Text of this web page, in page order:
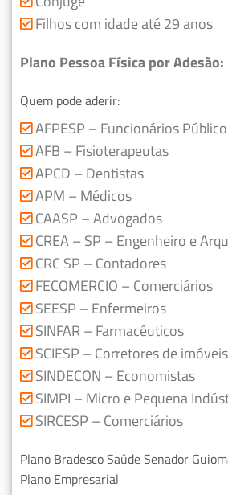
Filhos com idade até 29 anos
Plano Pessoa Física por Adesão:
Quem pode aderir:
AFPESP – Funcionários
AFB – Fisioterapeutas
APCD – Dentistas
APM – Médicos
CAASP – Advogados
CREA – SP – Engenheiro e
CRC SP – Contadores
FECOMERCIO – Comerciários
SEESP – Enfermeiros
SINFAR – Farmacêuticos
SCIESP – Corretores de imóveis
SINDECON – Economistas
SIMPI – Micro e Pequena
SIRCESP – Comerciários
Plano Bradesco Saúde Senador
Plano Empresarial